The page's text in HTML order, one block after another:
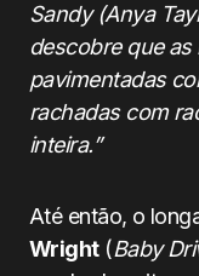
Sandy (Anya
descobre que
pavimentadas
rachadas com
inteira.”
Até então, o
Wright(Baby